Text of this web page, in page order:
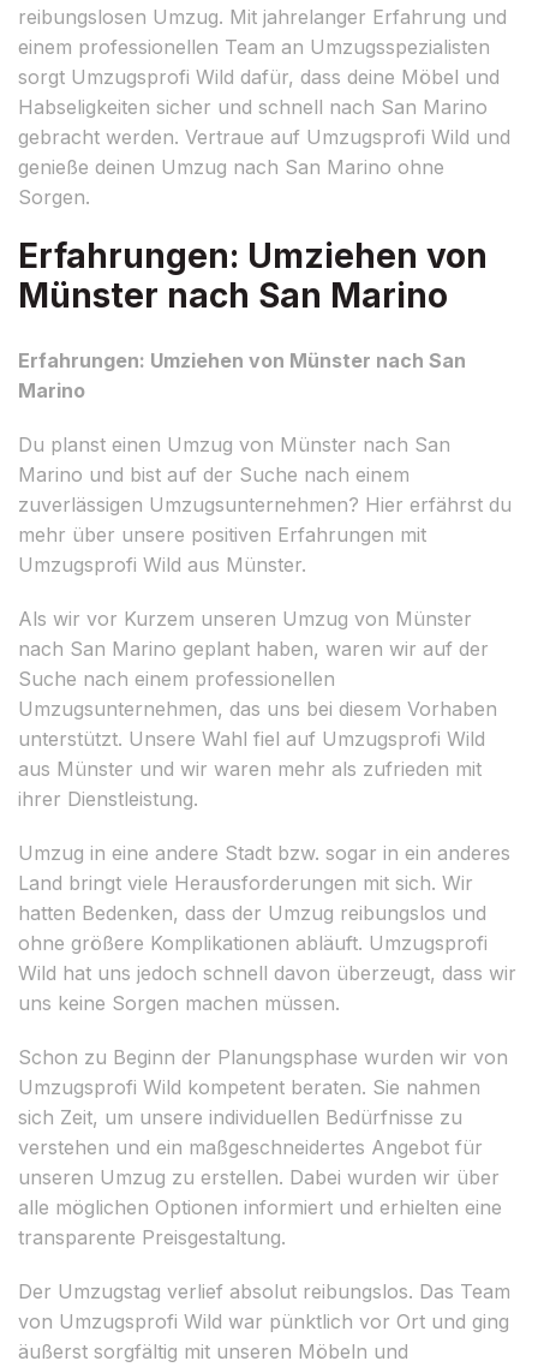
reibungslosen Umzug. Mit jahrelanger Erfahrung und
einem professionellen Team an Umzugsspezialisten
sorgt Umzugsprofi Wild dafür, dass deine Möbel und
Habseligkeiten sicher und schnell nach San Marino
gebracht werden. Vertraue auf Umzugsprofi Wild und
genieße deinen Umzug nach San Marino ohne
Sorgen.
Erfahrungen: Umziehen von
Münster nach San Marino
Erfahrungen: Umziehen von Münster nach San
Marino
Du planst einen Umzug von Münster nach San
Marino und bist auf der Suche nach einem
zuverlässigen Umzugsunternehmen? Hier erfährst du
mehr über unsere positiven Erfahrungen mit
Umzugsprofi Wild aus Münster.
Als wir vor Kurzem unseren Umzug von Münster
nach San Marino geplant haben, waren wir auf der
Suche nach einem professionellen
Umzugsunternehmen, das uns bei diesem Vorhaben
unterstützt. Unsere Wahl fiel auf Umzugsprofi Wild
aus Münster und wir waren mehr als zufrieden mit
ihrer Dienstleistung.
Umzug in eine andere Stadt bzw. sogar in ein anderes
Land bringt viele Herausforderungen mit sich. Wir
hatten Bedenken, dass der Umzug reibungslos und
ohne größere Komplikationen abläuft. Umzugsprofi
Wild hat uns jedoch schnell davon überzeugt, dass wir
uns keine Sorgen machen müssen.
Schon zu Beginn der Planungsphase wurden wir von
Umzugsprofi Wild kompetent beraten. Sie nahmen
sich Zeit, um unsere individuellen Bedürfnisse zu
verstehen und ein maßgeschneidertes Angebot für
unseren Umzug zu erstellen. Dabei wurden wir über
alle möglichen Optionen informiert und erhielten eine
transparente Preisgestaltung.
Der Umzugstag verlief absolut reibungslos. Das Team
von Umzugsprofi Wild war pünktlich vor Ort und ging
äußerst sorgfältig mit unseren Möbeln und